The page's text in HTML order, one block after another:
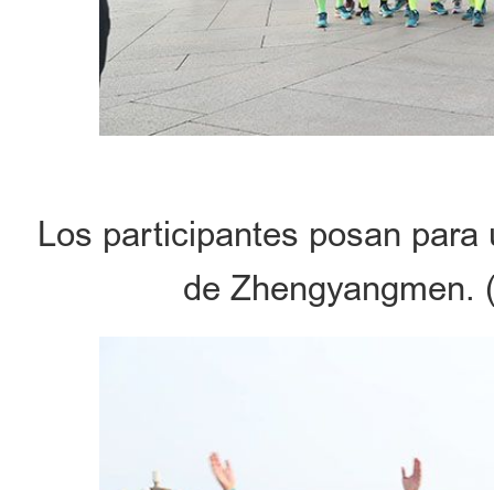
Los participantes posan
de Zhengyangmen.